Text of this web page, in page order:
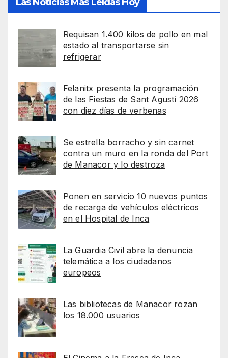
Requisan 1.400 kilos de pollo en mal
estado al transportarse sin
refrigerar
Felanitx presenta la programación
de las Fiestas de Sant Agustí 2026
con diez días de verbenas
Se estrella borracho y sin carnet
contra un muro en la ronda del Port
de Manacor y lo destroza
Ponen en servicio 10 nuevos puntos
de recarga de vehículos eléctricos
en el Hospital de Inca
La Guardia Civil abre la denuncia
telemática a los ciudadanos
europeos
Las bibliotecas de Manacor rozan
los 18.000 usuarios